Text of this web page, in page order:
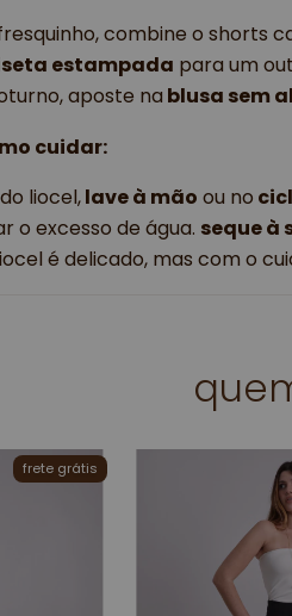
combine o shorts
estampada para um
aposte na blusa sem
cuidar:
liocel,lave à mão ou no
o excesso de água. seque à
é delicado, mas com o
frete grátis